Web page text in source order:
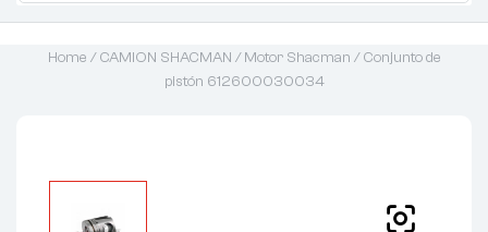
Home /CAMION SHACMAN /Motor Shacman / Conjunto de
pistón 612600030034